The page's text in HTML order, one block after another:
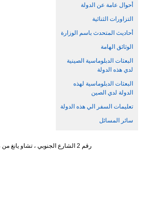
أحوال عامة عن الدولة
التزاورات الثنائية
أحاديث المتحدث باسم الوزارة
الوثائق الهامة
البعثات الدبلوماسية الصينية
لدي هذه الدولة
البعثات الدبلوماسية لهذه
الدولة لدي الصين
تعليمات السفر الي هذه الدولة
سائر المسائل
رقم 2 الشارع الجنوبي ، تشاو يانغ من ، حي تشاو يانغ ، مدينة بكين رقم البريد : 100701 التليفون : 65961114 - 10 - 86 +